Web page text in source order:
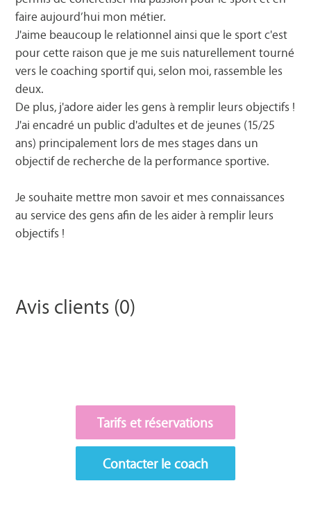
faire aujourd’hui mon métier.
J'aime beaucoup le relationnel ainsi que le sport c'est
pour cette raison que je me suis naturellement tourné
vers le coaching sportif qui, selon moi, rassemble les
deux.
De plus, j'adore aider les gens à remplir leurs objectifs !
J'ai encadré un public d'adultes et de jeunes (15/25
ans) principalement lors de mes stages dans un
objectif de recherche de la performance sportive.
Je souhaite mettre mon savoir et mes connaissances
au service des gens afin de les aider à remplir leurs
objectifs !
Avis clients (0)
Tarifs et réservations
Contacter le coach